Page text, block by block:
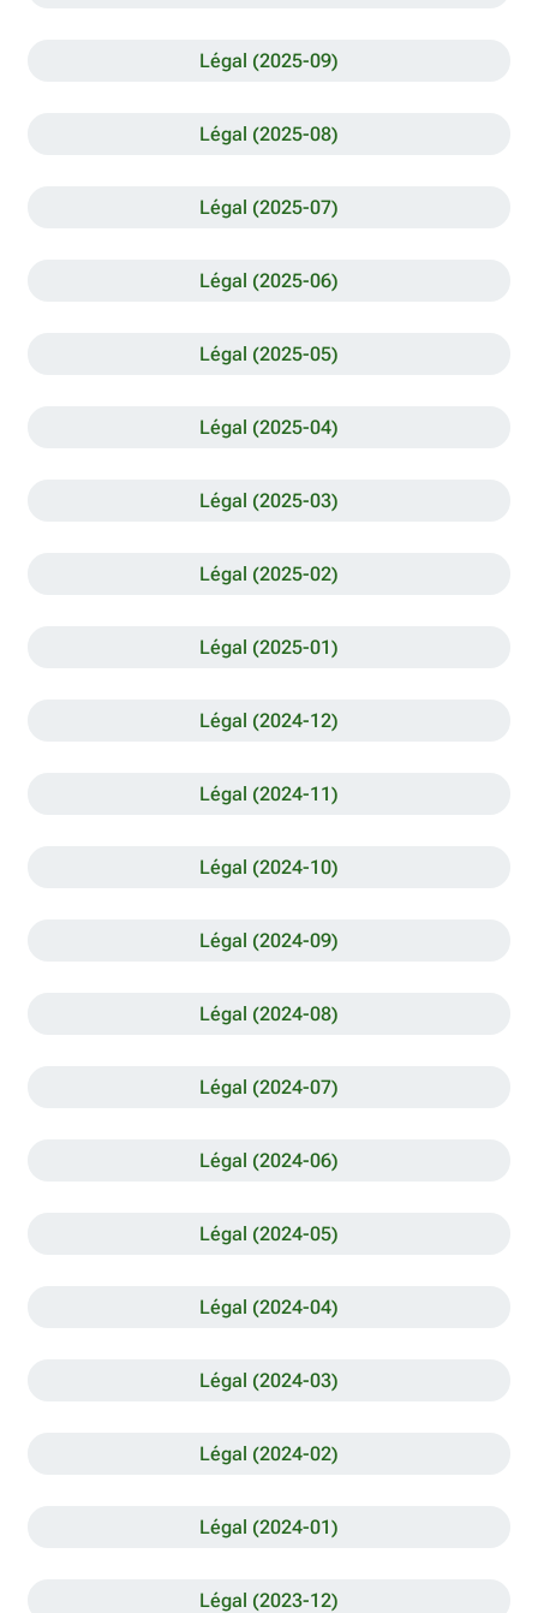
Légal (2025-09)
Légal (2025-08)
Légal (2025-07)
Légal (2025-06)
Légal (2025-05)
Légal (2025-04)
Légal (2025-03)
Légal (2025-02)
Légal (2025-01)
Légal (2024-12)
Légal (2024-11)
Légal (2024-10)
Légal (2024-09)
Légal (2024-08)
Légal (2024-07)
Légal (2024-06)
Légal (2024-05)
Légal (2024-04)
Légal (2024-03)
Légal (2024-02)
Légal (2024-01)
Légal (2023-12)